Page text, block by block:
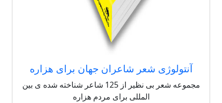
آنتولوژی شعر شاعران جهان برای هزاره
مجموعه شعر بی نظیر از 125 شاعر شناخته شده ی بین
المللی برای مردم هزاره